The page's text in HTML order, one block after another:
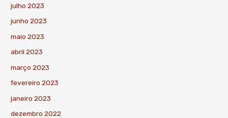
julho 2023
junho 2023
maio 2023
abril 2023
março 2023
fevereiro 2023
janeiro 2023
dezembro 2022